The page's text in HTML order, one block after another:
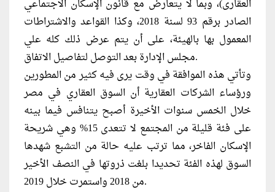
العقارى)، وبما لا يتعارض مع قانون الإسكان الاجتماعي
الصادر برقم 93 لسنة 2018، وكذا القواعد والاشتراطات
المعمول بها بالهيئة، على أن يتم عرض ذلك كله علي
مجلس الإدارة بعد التوصل لتفاصيل الاتفاق.
وتأتي هذه الموافقة في وقت يرى فيه كثير من المطورين
ورؤساء الشركات العقارية أن السوق العقاري في مصر
خلال الخمس سنوات الأخيرة أصبح يتنافس فيما بينه
على فئة قليلة من المجتمع لا تتعدى 15% وهي شريحة
الإسكان الفاخر، مما ترتب عليه حالة من التشبع شهدها
السوق لهذه الفئة تحديدا بلغت ذروتها في النصف الأخير
من 2018 واستمرت خلال 2019.